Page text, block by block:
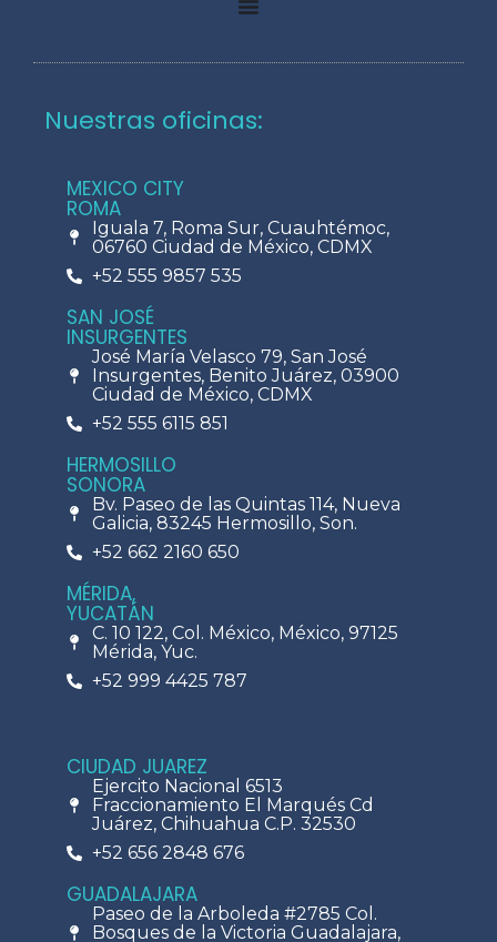
Nuestras oficinas:
MEXICO CITY
ROMA
Iguala 7, Roma Sur, Cuauhtémoc,
06760 Ciudad de México, CDMX
+52 555 9857 535
SAN JOSÉ
INSURGENTES
José María Velasco 79, San José
Insurgentes, Benito Juárez, 03900
Ciudad de México, CDMX
+52 555 6115 851
HERMOSILLO
SONORA
Bv. Paseo de las Quintas 114, Nueva
Galicia, 83245 Hermosillo, Son.
+52 662 2160 650
MÉRIDA,
YUCATÁN
C. 10 122, Col. México, México, 97125
Mérida, Yuc.
+52 999 4425 787
CIUDAD JUAREZ
Ejercito Nacional 6513
Fraccionamiento El Marqués Cd
Juárez, Chihuahua C.P. 32530
+52 656 2848 676
GUADALAJARA
Paseo de la Arboleda #2785 Col.
Bosques de la Victoria Guadalajara,